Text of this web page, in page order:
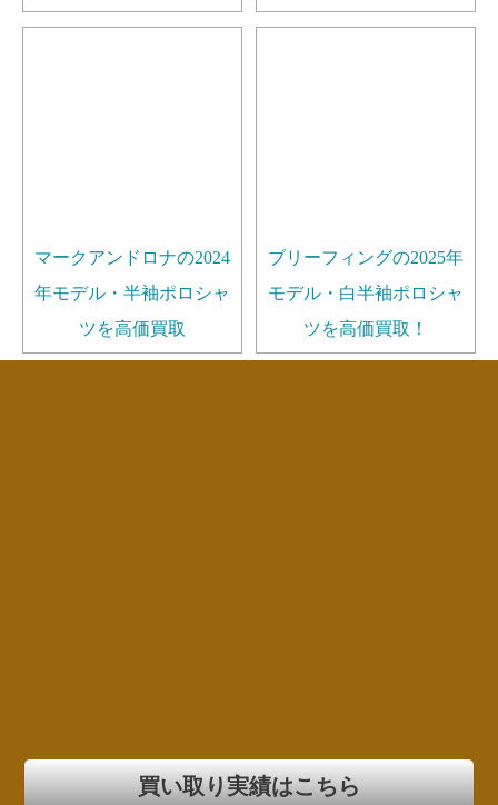
マークアンドロナの2024
年モデル・半袖ポロシャ
ツを高価買取
ブリーフィングの2025年
モデル・白半袖ポロシャ
ツを高価買取！
買い取り実績はこちら